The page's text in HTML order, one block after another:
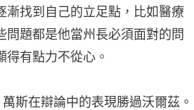
漸找到自己的立足點，比如醫療
題都是他當州長必須面對的問
有點力不從心。
斯在辯論中的表現勝過沃爾茲。